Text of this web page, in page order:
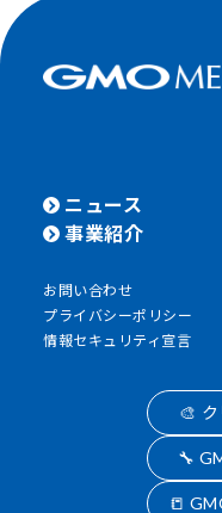
ニュース
事業紹介
お問い合わせ
プライバシーポリシー
情報セキュリティ宣言
🎨
🔧
📒